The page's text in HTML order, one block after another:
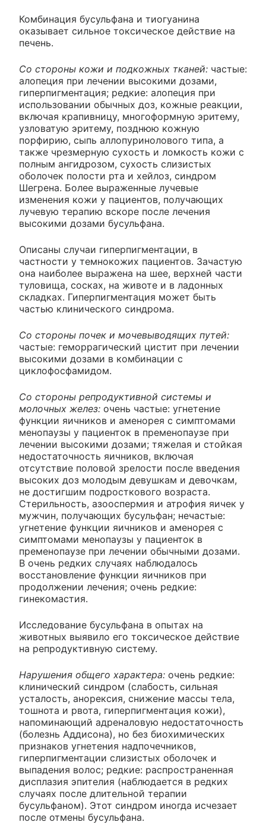
Комбинация бусульфана и тиогуанина
оказывает сильное токсическое действие на
печень.
Со стороны кожи и подкожных тканей: частые:
алопеция при лечении высокими дозами,
гиперпигментация; редкие: алопеция при
использовании обычных доз, кожные реакции,
включая крапивницу, многоформную эритему,
узловатую эритему, позднюю кожную
порфирию, сыпь аллопуринолового типа, а
также чрезмерную сухость и ломкость кожи с
полным ангидрозом, сухость слизистых
оболочек полости рта и хейлоз, синдром
Шегрена. Более выраженные лучевые
изменения кожи у пациентов, получающих
лучевую терапию вскоре после лечения
высокими дозами бусульфана.
Описаны случаи гиперпигментации, в
частности у темнокожих пациентов. Зачастую
она наиболее выражена на шее, верхней части
туловища, сосках, на животе и в ладонных
складках. Гиперпигментация может быть
частью клинического синдрома.
Со стороны почек и мочевыводящих путей:
частые: геморрагический цистит при лечении
высокими дозами в комбинации с
циклофосфамидом.
Со стороны репродуктивной системы и
молочных желез: очень частые: угнетение
функции яичников и аменорея с симптомами
менопаузы у пациенток в пременопаузе при
лечении высокими дозами; тяжелая и стойкая
недостаточность яичников, включая
отсутствие половой зрелости после введения
высоких доз молодым девушкам и девочкам,
не достигшим подросткового возраста.
Стерильность, азооспермия и атрофия яичек у
мужчин, получающих бусульфан; нечастые:
угнетение функции яичников и аменорея с
симптомами менопаузы у пациенток в
пременопаузе при лечении обычными дозами.
В очень редких случаях наблюдалось
восстановление функции яичников при
продолжении лечения; очень редкие:
гинекомастия.
Исследование бусульфана в опытах на
животных выявило его токсическое действие
на репродуктивную систему.
Нарушения общего характера: очень редкие:
клинический синдром (слабость, сильная
усталость, анорексия, снижение массы тела,
тошнота и рвота, гиперпигментация кожи),
напоминающий адреналовую недостаточность
(болезнь Аддисона), но без биохимических
признаков угнетения надпочечников,
гиперпигментации слизистых оболочек и
выпадения волос; редкие: распространенная
дисплазия эпителия (наблюдается в редких
случаях после длительной терапии
бусульфаном). Этот синдром иногда исчезает
после отмены бусульфана.